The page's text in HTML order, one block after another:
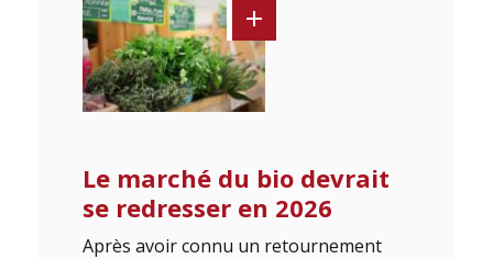
Le marché du bio devrait
se redresser en 2026
Après avoir connu un retournement